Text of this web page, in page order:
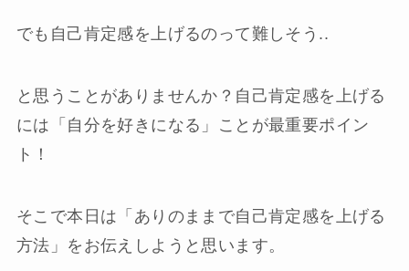
でも自己肯定感を上げるのって難しそう..
と思うことがありませんか？自己肯定感を上げる
には「自分を好きになる」ことが最重要ポイン
ト！
そこで本日は「ありのままで自己肯定感を上げる
方法」をお伝えしようと思います。